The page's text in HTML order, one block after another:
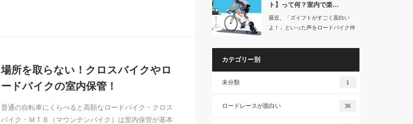
場所を取らない！クロスバイクやロ
ードバイクの室内保管！
普通の自転車にくらべると高額なロードバイク・クロス
バイク・ＭＴＢ（マウンテンバイク）は室内保管が基本
ト】って何？室内で楽…
最近、「ズイフトがすごく面白い
よ！」といった声をロードバイク仲
カテゴリー別
未分類 1
ロードレースが面白い 36